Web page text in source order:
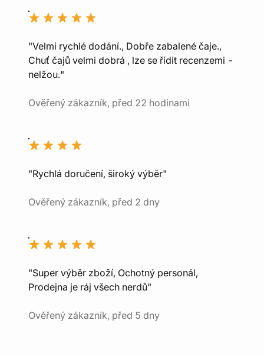
"Velmi rychlé dodání., Dobře zabalené čaje.,
Chuť čajů velmi dobrá , lze se řídit recenzemi -
nelžou."
Ověřený zákazník, před 22 hodinami
"Rychlá doručení, široký výběr"
Ověřený zákazník, před 2 dny
"Super výběr zboží, Ochotný personál,
Prodejna je ráj všech nerdů"
Ověřený zákazník, před 5 dny